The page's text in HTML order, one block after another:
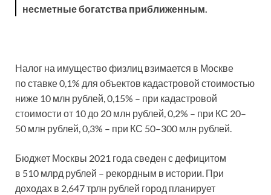
несметные богатства приближенным.
Налог на имущество физлиц взимается в Москве
по ставке 0,1% для объектов кадастровой стоимостью
ниже 10 млн рублей, 0,15% – при кадастровой
стоимости от 10 до 20 млн рублей, 0,2% – при КС 20–
50 млн рублей, 0,3% – при КС 50–300 млн рублей.
Бюджет Москвы 2021 года сведен с дефицитом
в 510 млрд рублей – рекордным в истории. При
доходах в 2,647 трлн рублей город планирует